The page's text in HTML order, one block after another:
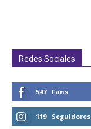
Redes Sociales
547 Fans
119 Seguidores